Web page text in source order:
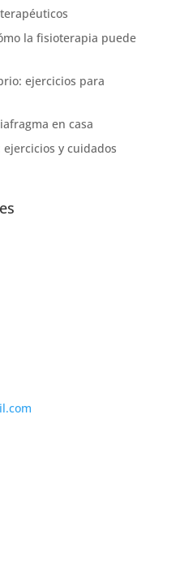
la fisioterapia puede
ejercicios para
en casa
y cuidados